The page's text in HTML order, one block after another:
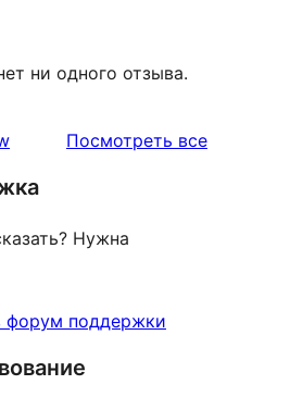
ни одного отзыва.
Посмотреть всеотзывы
Нужна
форум поддержки